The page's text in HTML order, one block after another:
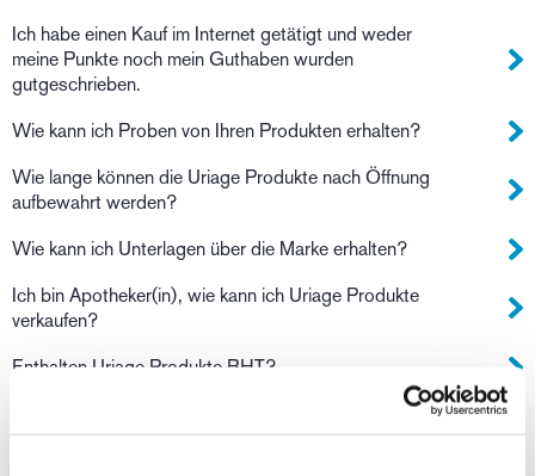
Ich habe einen Kauf im Internet getätigt und weder
meine Punkte noch mein Guthaben wurden
gutgeschrieben.
Wie kann ich Proben von Ihren Produkten erhalten?
Wie lange können die Uriage Produkte nach Öffnung
aufbewahrt werden?
Wie kann ich Unterlagen über die Marke erhalten?
Ich bin Apotheker(in), wie kann ich Uriage Produkte
verkaufen?
Enthalten Uriage Produkte BHT?
Verursachen die beiden Uriage Produkte mit Sodium
Lauryl Sulfate Hautreizungen?